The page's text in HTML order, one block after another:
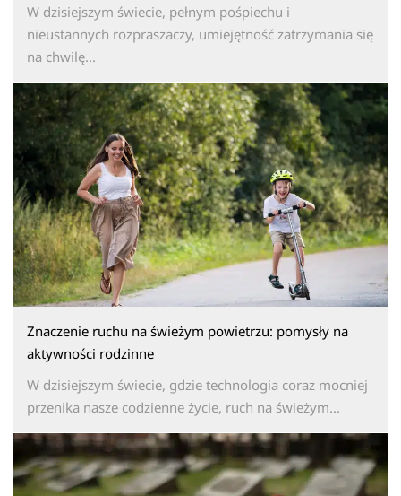
W dzisiejszym świecie, pełnym pośpiechu i
nieustannych rozpraszaczy, umiejętność zatrzymania się
na chwilę...
Znaczenie ruchu na świeżym powietrzu: pomysły na
aktywności rodzinne
W dzisiejszym świecie, gdzie technologia coraz mocniej
przenika nasze codzienne życie, ruch na świeżym...